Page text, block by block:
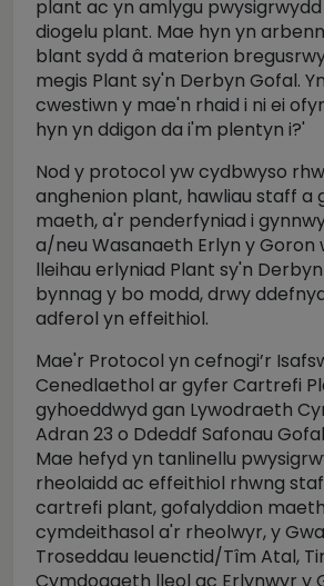
plant ac yn amlygu
diogelu plant. Mae hyn yn
blant sydd â materion
megis Plant sy'n Derbyn Gofal.
cwestiwn y mae'n rhaid i ni ei
hyn yn ddigon da i'm plentyn i?'
Nod y protocol yw cydbwyso
anghenion plant, hawliau staff a
maeth, a'r penderfyniad i
a/neu Wasanaeth Erlyn y Goron
lleihau erlyniad Plant sy'n
bynnag y bo modd, drwy
adferol yn effeithiol.
Mae'r Protocol yn cefnogi’r
Cenedlaethol ar gyfer Cartrefi
gyhoeddwyd gan Lywodraeth
Adran 23 o Ddeddf Safonau
Mae hefyd yn tanlinellu
rheolaidd ac effeithiol rhwng
cartrefi plant, gofalyddion
cymdeithasol a'r rheolwyr, y
Troseddau Ieuenctid/Tîm Atal,